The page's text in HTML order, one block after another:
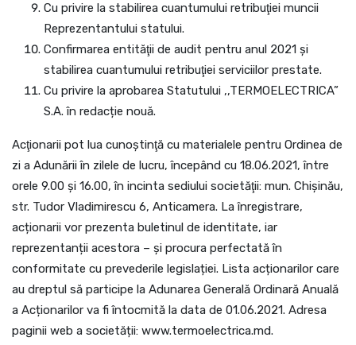
Cu privire la stabilirea cuantumului retribuţiei muncii
Reprezentantului statului.
Confirmarea entităţii de audit pentru anul 2021 şi
stabilirea cuantumului retribuţiei serviciilor prestate.
Cu privire la aprobarea Statutului ,,TERMOELECTRICA”
S.A. în redacție nouă.
Acţionarii pot lua cunoştinţă cu materialele pentru Ordinea de
zi a Adunării în zilele de lucru, începând cu 18.06.2021, între
orele 9.00 şi 16.00, în incinta sediului societăţii: mun. Chişinău,
str. Tudor Vladimirescu 6, Anticamera. La înregistrare,
acționarii vor prezenta buletinul de identitate, iar
reprezentanții acestora – și procura perfectată în
conformitate cu prevederile legislației. Lista acționarilor care
au dreptul să participe la Adunarea Generală Ordinară Anuală
a Acționarilor va fi întocmită la data de 01.06.2021. Adresa
paginii web a societății: www.termoelectrica.md.